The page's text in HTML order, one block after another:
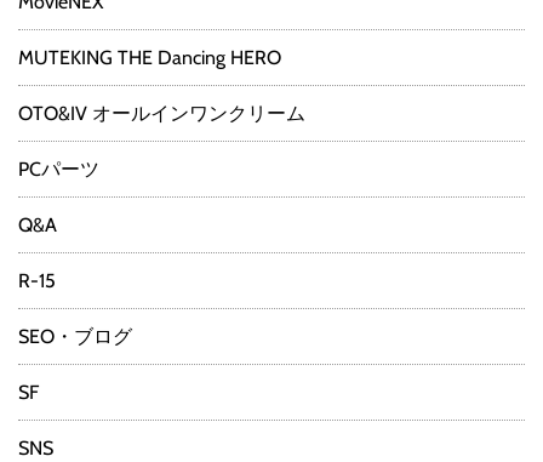
MUTEKING THE Dancing HERO
OTO&IV オールインワンクリーム
PCパーツ
Q&A
R-15
SEO・ブログ
SF
SNS